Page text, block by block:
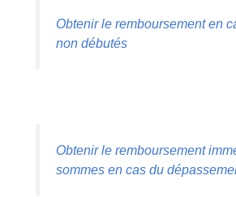
Obtenir le remboursement en
non débutés
Obtenir le remboursement
sommes en cas du